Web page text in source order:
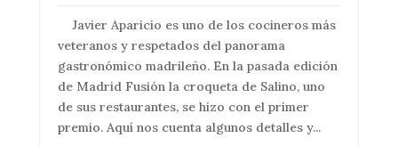
Javier Aparicio es uno de los cocineros más
veteranos y respetados del panorama
gastronómico madrileño. En la pasada edición
de Madrid Fusión la croqueta de Salino, uno
de sus restaurantes, se hizo con el primer
premio. Aquí nos cuenta algunos detalles y...